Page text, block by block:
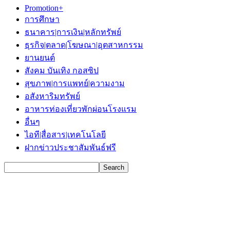
Promotion+
การศึกษา
ธนาคาร|การเงิน|หลักทรัพย์
ธุรกิจ|ตลาด|โฆษณา|อุตสาหกรรม
ยานยนต์
สังคม บันเทิง กอสซิป
สุขภาพ|การแพทย์|ความงาม
อสังหาริมทรัพย์
อาหารท่องเที่ยวพักผ่อนโรงแรม
อื่นๆ
ไอที|สื่อสาร|เทคโนโลยี
ฝากข่าวประชาสัมพันธ์ฟรี